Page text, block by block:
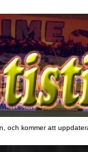
och kommer att